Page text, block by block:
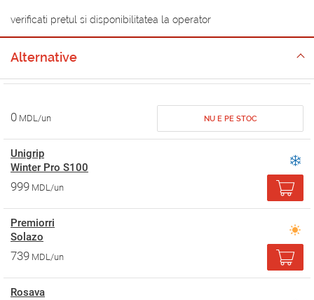
verificati pretul si disponibilitatea la operator
Alternative
0 MDL/un NU E PE STOC
Unigrip
Winter Pro S100
999 MDL/un
Premiorri
Solazo
739 MDL/un
Rosava